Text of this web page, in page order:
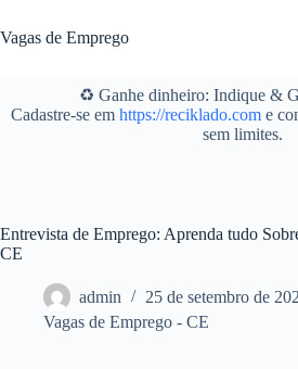
para
o
Vagas de Emprego
♻️ Ganhe dinheiro: Indique &
Cadastre-se em https://reciklado.come
sem limites.
Entrevista de Emprego: Aprenda tudo
CE
admin
25 de setembro de
Vagas de Emprego - CE